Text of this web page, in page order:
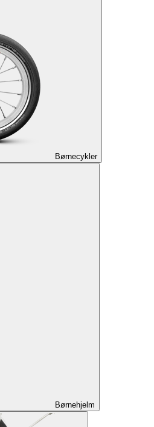
Børnecykler
Børnehjelm